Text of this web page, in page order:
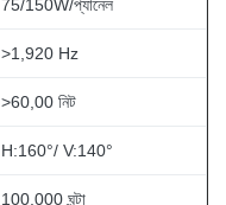
75/150W/প্যানেল
>1,920 Hz
>60,00 নিট
H:160°/ V:140°
100,000 ঘন্টা